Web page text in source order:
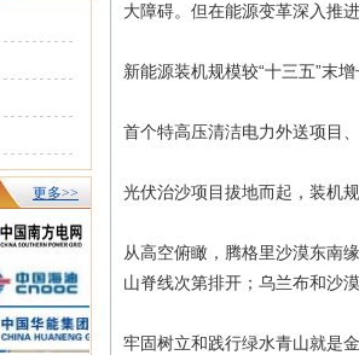
更多>>
大障碍。但在能源变革深入推
新能源装机规模较“十三五”末
首个特高压清洁电力外送项目
光伏治沙项目拔地而起，装机
从高空俯瞰，腾格里沙漠东南
山脊线次第排开；乌兰布和沙
牢固树立和践行绿水青山就是